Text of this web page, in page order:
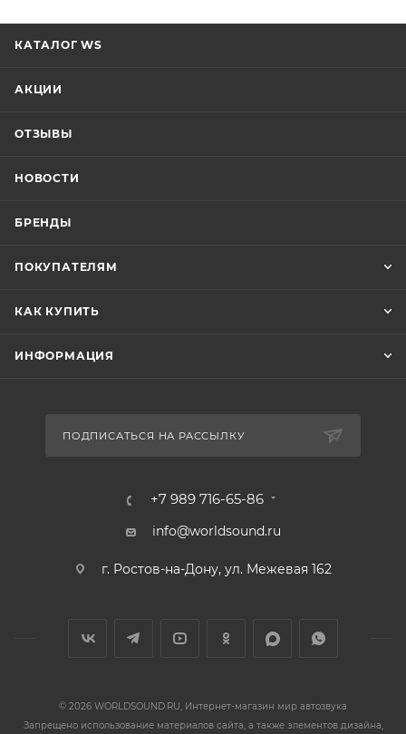
КАТАЛОГ WS
АКЦИИ
ОТЗЫВЫ
НОВОСТИ
БРЕНДЫ
ПОКУПАТЕЛЯМ
КАК КУПИТЬ
ИНФОРМАЦИЯ
ПОДПИСАТЬСЯ НА РАССЫЛКУ
+7 989 716-65-86
info@worldsound.ru
г. Ростов-на-Дону, ул. Межевая 162
© 2026 WORLDSOUND.RU, Интернет-магазин мир автозвука
Запрещено использование материалов сайта, а также элементов дизайна,